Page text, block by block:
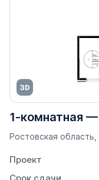
1-комнатная —
Ростовская
Проект